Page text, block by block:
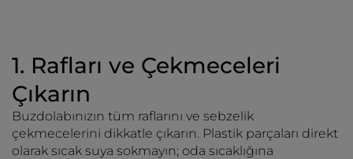
1. Rafları ve Çekmeceleri
Çıkarın
Buzdolabınızın tüm raflarını ve sebzelik
çekmecelerini dikkatle çıkarın. Plastik parçaları direkt
olarak sıcak suya sokmayın; oda sıcaklığına